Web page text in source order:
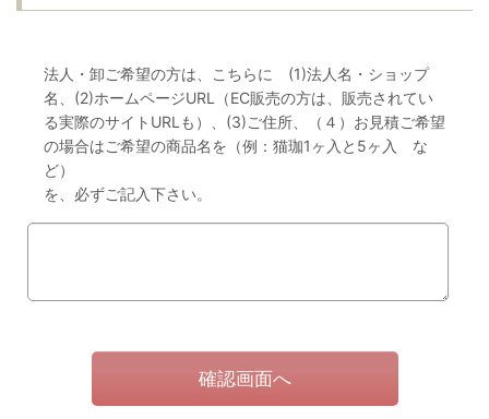
法人・卸ご希望の方は、こちらに (1)法人名・ショップ
名、(2)ホームページURL（EC販売の方は、販売されてい
る実際のサイトURLも）、(3)ご住所、（４）お見積ご希望
の場合はご希望の商品名を（例：猫珈1ヶ入と5ヶ入 な
ど）
を、必ずご記入下さい。
確認画面へ